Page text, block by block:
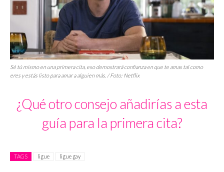
Sé tú mismo en una primera cita, eso demostrará confianza en que te amas tal como
eres y estás listo para amar a alguien más. / Foto: Netflix
¿Qué otro consejo añadirías a esta
guía para la primera cita?
TAGS ligue ligue gay